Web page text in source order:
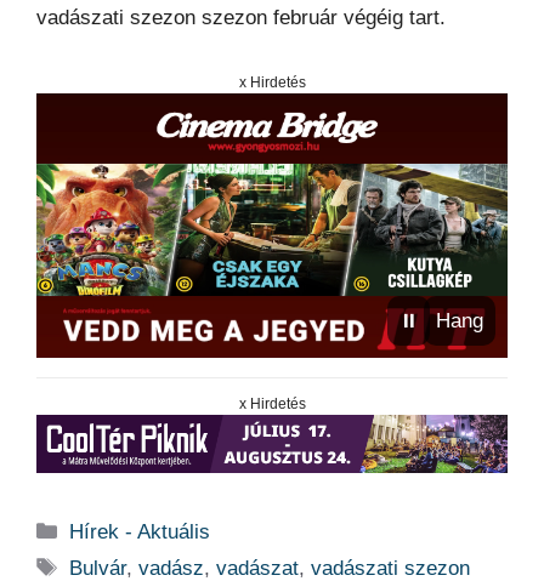
vadászati szezon szezon február végéig tart.
x Hirdetés
⏸ Hang
x Hirdetés
Kategória
Hírek - Aktuális
Címkék
Bulvár,vadász,vadászat,vadászati szezon